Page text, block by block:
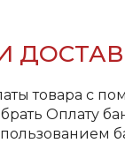
товара с
Оплату